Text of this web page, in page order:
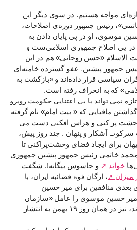
مواجه هستیم. در سوی دیگر این
رئیس جمهور دوره‌ی اصلاحات،
موسوی، او در پی پایان دادن به
پی اصلاح جمهوری اسلامی‌ست و
الاسلام «حسن روحانی» هم در این
جمهور پیشین، عفو گسترده خامنه‌ای
سیاسی قرار داده‌اند و «بازگشت به
که به انحراف رفته است.
نمی تواند با بی اعتنایی حکومت روبرو
مافیایی که « بیت امام» نام گرفته
پراکنی و هراس افکنی دست می
آشکار و پنهان . چند روز پیش،
برای ایجاد فضای وحشت‌پراکنی تا
خاتمی رئیس جمهور پیشین جمهوری
خواند
و جاسوس بیگانه!. شگفت
، ارگان قوه قضائیه ایران، با
ی بعدی منافقین برای میر حسین
حسین موسوی را عامل «سازمان
مجاهدین خلق» می نمایاند، نیز در همان روز ۱۹ بهمن به انتشار